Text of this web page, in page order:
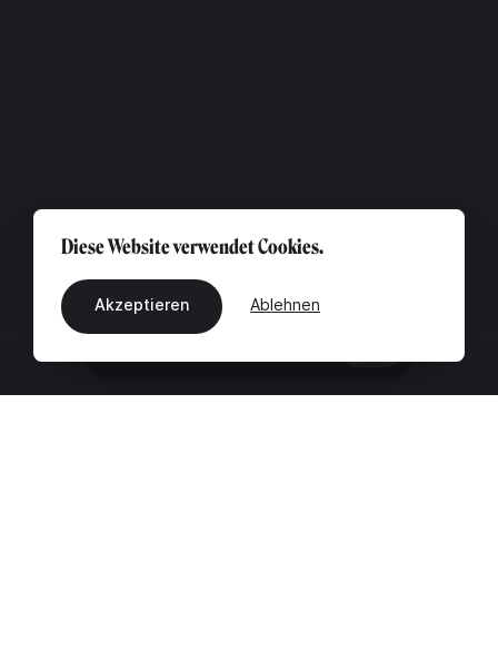
Diese Website verwendet Cookies.
Akzeptieren Ablehnen